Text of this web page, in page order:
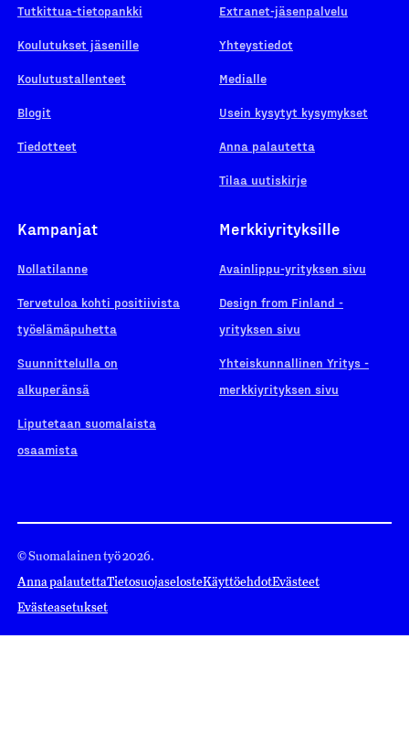
Tutkittua-tietopankki
Koulutukset jäsenille
Koulutustallenteet
Blogit
Tiedotteet
Extranet-jäsenpalvelu
Yhteystiedot
Medialle
Usein kysytyt kysymykset
Anna palautetta
Tilaa uutiskirje
Kampanjat
Nollatilanne
Tervetuloa kohti positiivista
työelämäpuhetta
Suunnittelulla on
alkuperänsä
Liputetaan suomalaista
osaamista
Merkkiyrityksille
Avainlippu-yrityksen sivu
Design from Finland -
yrityksen sivu
Yhteiskunnallinen Yritys -
merkkiyrityksen sivu
© Suomalainen työ 2026.
Anna palautettaTietosuojaselosteKäyttöehdotEvästeet
Evästeasetukset